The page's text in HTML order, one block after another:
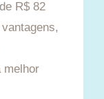
R$ 82
melhor